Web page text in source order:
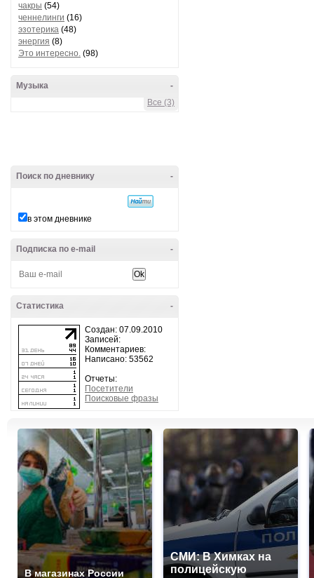
чакры (54)
ченнелинги (16)
эзотерика (48)
энергия (8)
Это интересно. (98)
-
Музыка
Все (3)
-
Поиск по дневнику
в этом дневнике
-
Подписка по e-mail
-
Статистика
Создан: 07.09.2010
Записей:
Комментариев:
Написано: 53562
Отчеты:
Посетители
Поисковые фразы
В магазинах России
СМИ: В Химках на
полицейскую